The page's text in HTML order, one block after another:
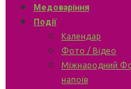
Медоваріння
Події
Календар
Фото / Відео
Міжнародний
напоїв